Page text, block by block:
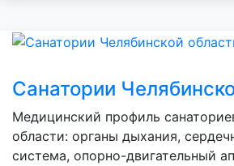
Санатории
Медицинский профиль
области: органы дыхания,
система, опорно-двигательный